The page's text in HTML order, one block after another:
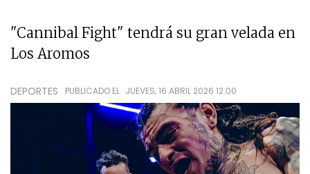
"Cannibal Fight" tendrá su gran velada en
Los Aromos
DEPORTES PUBLICADO EL JUEVES, 16 ABRIL 2026 12:00